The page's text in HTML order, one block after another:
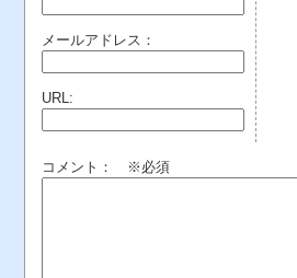
メールアドレス：
URL:
コメント： ※必須